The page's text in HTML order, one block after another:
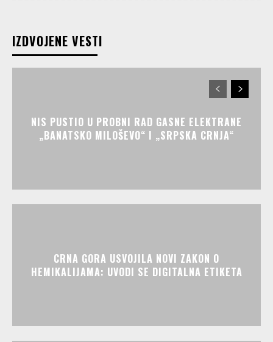
IZDVOJENE VESTI
NIS PUSTIO U PROBNI RAD GASNE ELEKTRANE
„BANATSKO MILOŠEVO“ I „SRPSKA CRNJA“
CRNA GORA USVOJILA NOVI ZAKON O
HEMIKALIJAMA: UVODI SE DIGITALNA ETIKETA